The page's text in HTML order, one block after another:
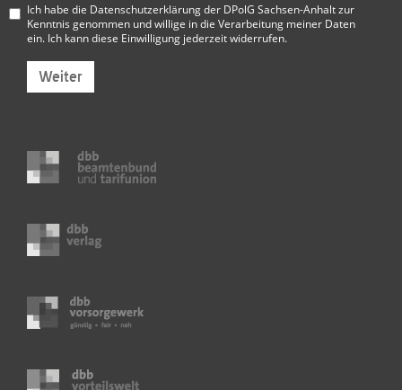
Ich habe die Datenschutzerklärung der DPolG Sachsen-Anhaltzur
Kenntnis genommen und willige in die Verarbeitung meiner Daten
ein. Ich kann diese Einwilligung jederzeit widerrufen.
Weiter